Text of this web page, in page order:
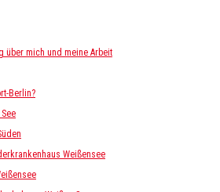
über mich und meine Arbeit
Berlin?
Weißensee